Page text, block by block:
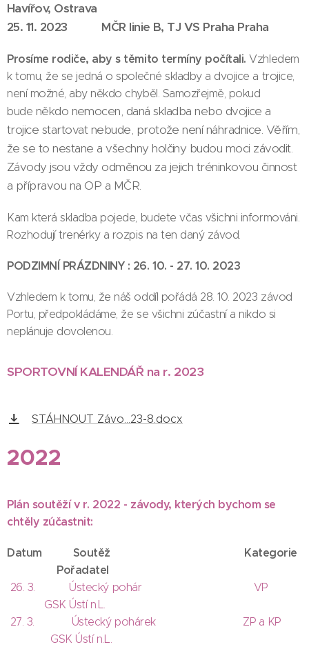
Havířov, Ostrava
25. 11. 2023 MČR linie B, TJ VS Praha Praha
Prosíme rodiče, aby s těmito termíny počítali.Vzhledem
k tomu, že se jedná o společné skladby a dvojice a trojice,
není možné, aby někdo chyběl. Samozřejmě, pokud
bude někdo nemocen, daná skladba nebo dvojice a
trojice startovat nebude, protože není náhradnice. Věřím,
že se to nestane a všechny holčiny budou moci závodit.
Závody jsou vždy odměnou za jejich tréninkovou činnost
a přípravou na OP a MČR.
Kam která skladba pojede, budete včas všichni informováni.
Rozhodují trenérky a rozpis na ten daný závod.
PODZIMNÍ PRÁZDNINY : 26. 10. - 27. 10. 2023
Vzhledem k tomu, že náš oddíl pořádá 28. 10. 2023 závod
Portu, předpokládáme, že se všichni zúčastní a nikdo si
neplánuje dovolenou.
SPORTOVNÍ KALENDÁŘ na r. 2023
STÁHNOUT Závo...23-8.docx
2022
Plán soutěží v r. 2022 - závody, kterých bychom se
chtěly zúčastnit:
Datum Soutěž Kategorie
Pořadatel
26. 3. Ústecký pohár VP
GSK Ústí n.L.
27. 3. Ústecký pohárek ZP a KP
GSK Ústí n.L.